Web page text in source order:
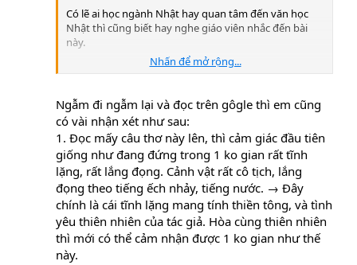
Có lẽ ai học ngành Nhật hay quan tâm đến văn học
Nhật thì cũng biết hay nghe giáo viên nhắc đến bài
này.
Mười năm trước khi học giờ Văn học Nhật Bản và
"Ao cũ
Con ếch nhảy vào
vang tiếng nước xao"
Cùng với những lời giảng đại khái là "nó chứa cốt cách
Nhật Bản" " nó mang tính chất thiền tông" "biểu hiện
lòng yêu thiên nhiên" "toát lên cái hồn Nhật Bản"... Khi
đó nghe xong nhưng vẫn không hiểu vì sao.
Vài năm sau khi qua Nhật được một vài giáo sư người
Nhật giảng lại tuy có chi tiết hơn cũng bài ca giống
Nhấn để mở rộng...
Ngẫm đi ngẫm lại và đọc trên gôgle thì em cũng
có vài nhận xét như sau:
1. Đọc mấy câu thơ này lên, thì cảm giác đầu tiên
giống như đang đứng trong 1 ko gian rất tĩnh
lặng, rất lắng đọng. Cảnh vật rất cô tịch, lắng
đọng theo tiếng ếch nhảy, tiếng nước. → Đây
chính là cái tĩnh lặng mang tính thiền tông, và tình
yêu thiên nhiên của tác giả. Hòa cùng thiên nhiên
thì mới có thể cảm nhận được 1 ko gian như thế
này.